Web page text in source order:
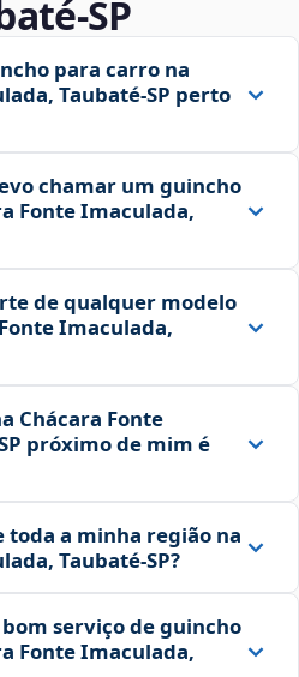
para carro na
Taubaté‑SP perto
chamar um guincho
Fonte Imaculada,
de qualquer modelo
Imaculada,
Chácara Fonte
próximo de mim é
a minha região na
Taubaté‑SP?
serviço de guincho
Fonte Imaculada,